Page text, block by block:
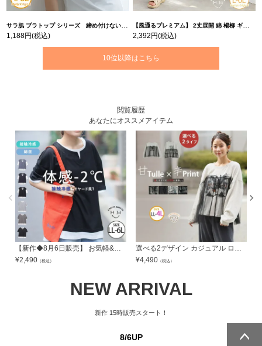
サラ肌 ブラトップ シリーズ 締め付けない リブ タンクトップ | 大きいサイズの通販ならハッピーマリリン
1,188円(税込)
【風通るプレミアム】 2丈展開 綿 楊柳 ギャザー フレア スカンツ 【ウェストゴム】 | 大きいサイズの通販ならハッピーマリリン
2,392円(税込)
10位以降はこちら
閲覧履歴
あなたにオススメアイテム
¥2,490 （税込）
¥4,490 （税込）
NEW ARRIVAL
新作 15時販売スタート！
8/6UP